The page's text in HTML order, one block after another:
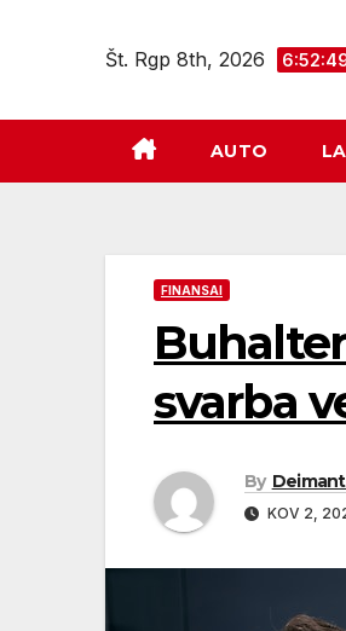
Št. Rgp 8th, 2026
AUTO
FINANSAI
svarba
By
KOV 2,